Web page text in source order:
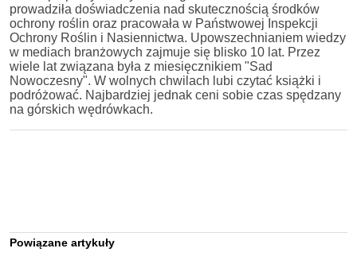
prowadziła doświadczenia nad skutecznością środków
ochrony roślin oraz pracowała w Państwowej Inspekcji
Ochrony Roślin i Nasiennictwa. Upowszechnianiem wiedzy
w mediach branżowych zajmuje się blisko 10 lat. Przez
wiele lat związana była z miesięcznikiem "Sad
Nowoczesny". W wolnych chwilach lubi czytać książki i
podróżować. Najbardziej jednak ceni sobie czas spędzany
na górskich wędrówkach.
Powiązane artykuły